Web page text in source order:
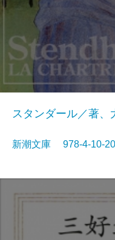
スタンダール／著、
新潮文庫 978-4-10-